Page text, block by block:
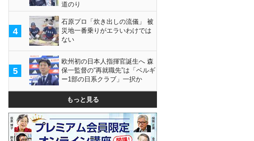
道のり
4
石原プロ「炊き出しの流儀」 被
災地一番乗りがエラいわけでは
ない
5
欧州初の日本人指揮官誕生へ 森
保一監督の“再就職先”は「ベルギ
ー1部の日系クラブ」一択か
もっと見る